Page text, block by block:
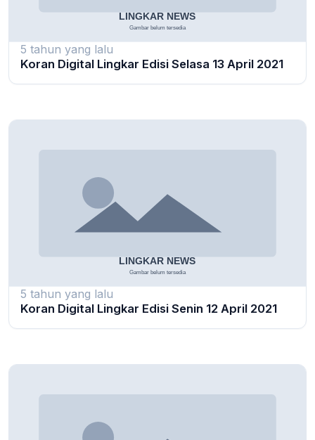
5 tahun yang lalu
Koran Digital Lingkar Edisi Selasa 13 April 2021
5 tahun yang lalu
Koran Digital Lingkar Edisi Senin 12 April 2021